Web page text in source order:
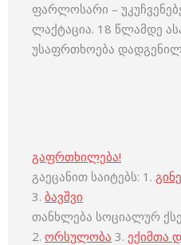
ფარლოსარი –
ლაქტაცია. 18 წლამდე
უსაფრთხოება
გაფრთხილება!
გაეცანით საიტებს: 1.
3. ბავშვი
თანხლება სოციალურ
2. ორსულობა 3. ექიმთა